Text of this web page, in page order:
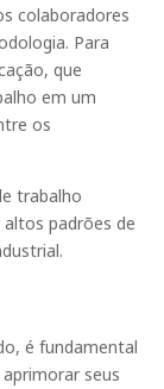
colaboradores
Para
que
em um
os
trabalho
padrões de
é fundamental
seus